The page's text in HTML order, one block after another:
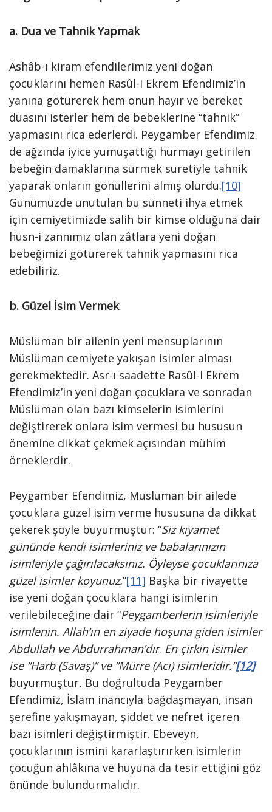
a. Dua ve Tahnik Yapmak
Ashâb-ı kiram efendilerimiz yeni doğan
çocuklarını hemen Rasûl-i Ekrem Efendimiz’in
yanına götürerek hem onun hayır ve bereket
duasını isterler hem de bebeklerine “tahnik”
yapmasını rica ederlerdi. Peygamber Efendimiz
de ağzında iyice yumuşattığı hurmayı getirilen
bebeğin damaklarına sürmek suretiyle tahnik
yaparak onların gönüllerini almış olurdu.[10]
Günümüzde unutulan bu sünneti ihya etmek
için cemiyetimizde salih bir kimse olduğuna dair
hüsn-i zannımız olan zâtlara yeni doğan
bebeğimizi götürerek tahnik yapmasını rica
edebiliriz.
b. Güzel İsim Vermek
Müslüman bir ailenin yeni mensuplarının
Müslüman cemiyete yakışan isimler alması
gerekmektedir. Asr-ı saadette Rasûl-i Ekrem
Efendimiz’in yeni doğan çocuklara ve sonradan
Müslüman olan bazı kimselerin isimlerini
değiştirerek onlara isim vermesi bu hususun
önemine dikkat çekmek açısından mühim
örneklerdir.
Peygamber Efendimiz, Müslüman bir ailede
çocuklara güzel isim verme hususuna da dikkat
çekerek şöyle buyurmuştur: “Siz kıyamet
gününde kendi isimleriniz ve babalarınızın
isimleriyle çağırılacaksınız. Öyleyse çocuklarınıza
güzel isimler koyunuz.”[11] Başka bir rivayette
ise yeni doğan çocuklara hangi isimlerin
verilebileceğine dair “Peygamberlerin isimleriyle
isimlenin. Allah’ın en ziyade hoşuna giden isimler
Abdullah ve Abdurrahman’dır. En çirkin isimler
ise “Harb (Savaş)” ve ”Mürre (Acı) isimleridir.”[12]
buyurmuştur. Bu doğrultuda Peygamber
Efendimiz, İslam inancıyla bağdaşmayan, insan
şerefine yakışmayan, şiddet ve nefret içeren
bazı isimleri değiştirmiştir. Ebeveyn,
çocuklarının ismini kararlaştırırken isimlerin
çocuğun ahlâkına ve huyuna da tesir ettiğini göz
önünde bulundurmalıdır.